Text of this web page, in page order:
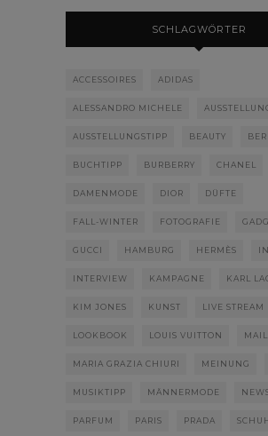
SCHLAGWÖRTER
ACCESSOIRES ADIDAS
ALESSANDRO MICHELE
AUSSTELLUNGSTIPP BEAUTY
BUCHTIPP BURBERRY CHANEL
DAMENMODE DIOR DÜFTE
FALL-WINTER FOTOGRAFIE
GUCCI HAMBURG HERMÈS
INTERVIEW KAMPAGNE KARL
KIM JONES KUNST LIVE STREAM
LOOKBOOK LOUIS VUITTON
MARIA GRAZIA CHIURI MEINUNG
MUSIKTIPP MÄNNERMODE
PARFUM PARIS PRADA